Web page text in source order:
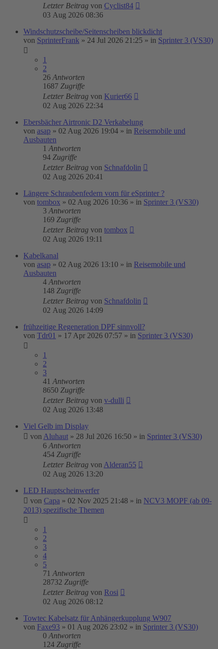
Letzter Beitrag von Cyclist84
03 Aug 2026 08:36
Windschutzscheibe/Seitenscheiben blickdicht
von SprinterFrank » 24 Jul 2026 21:25 » in Sprinter 3 (VS30)
1
2
26 Antworten
1687 Zugriffe
Letzter Beitrag von Kurier66
02 Aug 2026 22:34
Ebersbächer Airtronic D2 Verkabelung
von asap » 02 Aug 2026 19:04 » in Reisemobile und
Ausbauten
1 Antworten
94 Zugriffe
Letzter Beitrag von Schnafdolin
02 Aug 2026 20:41
Längere Schraubenfedern vorn für eSprinter ?
von tombox » 02 Aug 2026 10:36 » in Sprinter 3 (VS30)
3 Antworten
169 Zugriffe
Letzter Beitrag von tombox
02 Aug 2026 19:11
Kabelkanal
von asap » 02 Aug 2026 13:10 » in Reisemobile und
Ausbauten
4 Antworten
148 Zugriffe
Letzter Beitrag von Schnafdolin
02 Aug 2026 14:09
frühzeitige Regeneration DPF sinnvoll?
von Tdr01 » 17 Apr 2026 07:57 » in Sprinter 3 (VS30)
1
2
3
41 Antworten
8650 Zugriffe
Letzter Beitrag von v-dulli
02 Aug 2026 13:48
Viel Gelb im Display
von Aluhaut » 28 Jul 2026 16:50 » in Sprinter 3 (VS30)
6 Antworten
454 Zugriffe
Letzter Beitrag von Alderan55
02 Aug 2026 13:20
LED Hauptscheinwerfer
von Capa » 02 Nov 2025 21:48 » in NCV3 MOPF (ab 09-
2013) spezifische Themen
1
2
3
4
5
71 Antworten
28732 Zugriffe
Letzter Beitrag von Rosi
02 Aug 2026 08:12
Towtec Kabelsatz für Anhängerkupplung W907
von Faxe93 » 01 Aug 2026 23:02 » in Sprinter 3 (VS30)
0 Antworten
124 Zugriffe